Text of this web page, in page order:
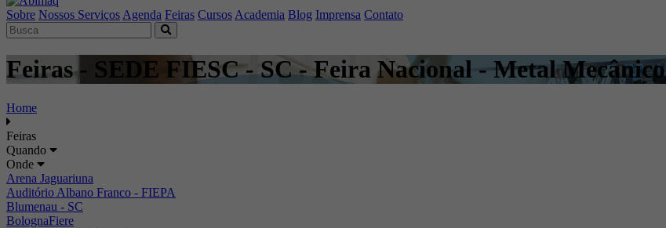
Sobre Nossos Serviços Agenda Feiras Cursos Academia Blog Imprensa Contato
Feiras - SEDE FIESC - SC - Feira Nacional - Metal Mecânico
Home
Feiras
Quando
Onde
Arena Jaguariuna
Auditório Albano Franco - FIEPA
Blumenau - SC
BolognaFiere